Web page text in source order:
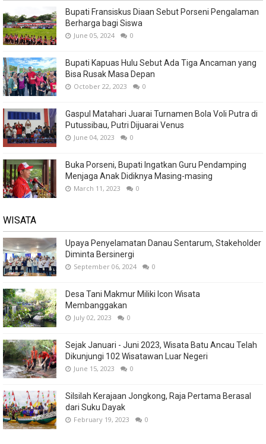
Bupati Fransiskus Diaan Sebut Porseni Pengalaman
Berharga bagi Siswa
June 05, 2024 0
Bupati Kapuas Hulu Sebut Ada Tiga Ancaman yang
Bisa Rusak Masa Depan
October 22, 2023 0
Gaspul Matahari Juarai Turnamen Bola Voli Putra di
Putussibau, Putri Dijuarai Venus
June 04, 2023 0
Buka Porseni, Bupati Ingatkan Guru Pendamping
Menjaga Anak Didiknya Masing-masing
March 11, 2023 0
WISATA
Upaya Penyelamatan Danau Sentarum, Stakeholder
Diminta Bersinergi
September 06, 2024 0
Desa Tani Makmur Miliki Icon Wisata
Membanggakan
July 02, 2023 0
Sejak Januari - Juni 2023, Wisata Batu Ancau Telah
Dikunjungi 102 Wisatawan Luar Negeri
June 15, 2023 0
Silsilah Kerajaan Jongkong, Raja Pertama Berasal
dari Suku Dayak
February 19, 2023 0